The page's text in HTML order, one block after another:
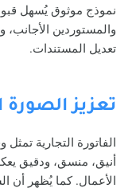
نموذج موثوق يُسهل
والمستوردين الأجانب،
تعديل المستندات.
تعزيز الصورة
الفاتورة التجارية
أنيق، منسق، ودقيق
الأعمال. كما يُظهر أن